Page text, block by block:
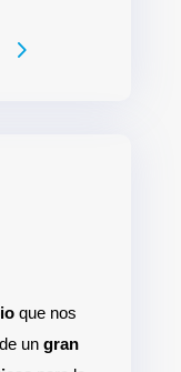
que nos
un gran